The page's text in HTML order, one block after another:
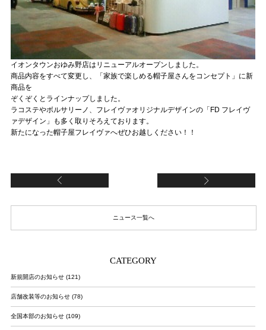
イオンタウンおゆみ野店はリニューアルオープンしました。
商品内容をすべて変更し、「家族で楽しめる帽子屋さんをコンセプト」に新
商品を
ぞくぞくとラインナップしました。
ラコステやボルサリーノ、フレイヴァオリジナルデザインの「FD フレイヴ
ァデザイン」も多く取りそろえております。
新たになった帽子屋フレイヴァへぜひお越しください！！
【イオンモール大牟田店】リニューアルオープ
ニュース一覧へ
CATEGORY
新規開店のお知らせ (121)
店舗改装等のお知らせ (78)
全国本部のお知らせ (109)